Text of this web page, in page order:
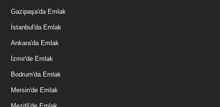
Gazipaşa'da Emlak
İstanbul'da Emlak
Ankara'da Emlak
İzmir'de Emlak
Bodrum'da Emlak
Mersin'de Emlak